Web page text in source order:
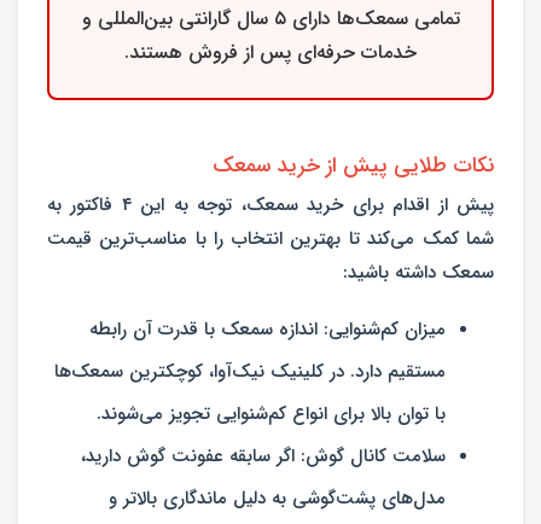
تمامی سمعک‌ها دارای۵ سال گارانتی بین‌المللی
و
خدمات حرفه‌ای پس از فروش هستند.
نکات طلایی پیش از خرید سمعک
پیش از اقدام برایخرید سمعک
، توجه به این ۴ فاکتور به
شما کمک می‌کند تا بهترین انتخاب را با مناسب‌ترین قیمت
سمعک داشته باشید:
میزان کم‌شنوایی: اندازه سمعک با قدرت آن رابطه
مستقیم دارد. در کلینیک نیک‌آوا، کوچکترین سمعک‌ها
با توان بالا برای انواع کم‌شنوایی تجویز می‌شوند.
سلامت کانال گوش: اگر سابقه عفونت گوش دارید،
مدل‌های پشت‌گوشی به دلیل ماندگاری بالاتر و